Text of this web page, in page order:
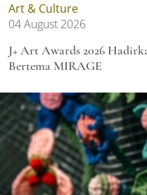
Art & Culture
04 August 2026
J+ Art Awards 2026
Bertema MIRAGE